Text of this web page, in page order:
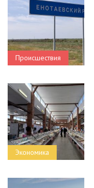
Происшествия
Экономика